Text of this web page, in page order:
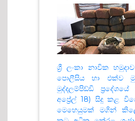
ශ්‍රී ලංකා නාවික
පොලීසිය හා එක්ව
මුද්දලම්පිඩ්ඩි ප්‍රදේශයේ
අප්‍රේල් 18) සිදු කළ
මෙහෙයුමක් මගින්